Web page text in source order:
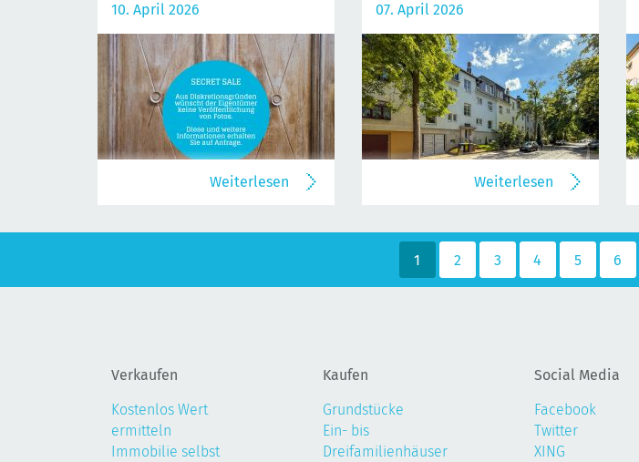
10. April 2026
Weiterlesen
07. April 2026
Weiterlesen
1 2 3 4 5 6
Verkaufen
Kostenlos Wert
ermitteln
Immobilie selbst
Kaufen
Grundstücke
Ein- bis
Dreifamilienhäuser
Social Media
Facebook
Twitter
XING